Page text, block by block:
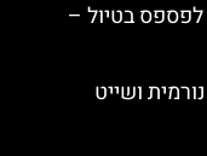
לפספס בטיול –
ושייט